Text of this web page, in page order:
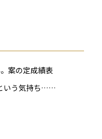
案の定成績表
いう気持ち……